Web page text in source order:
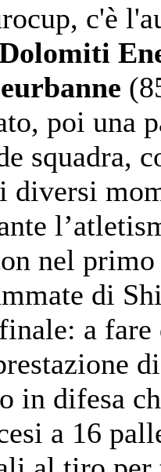
c'è
poi una
squadra,
diversi
nel
di
a fare
di
in difesa
a 16